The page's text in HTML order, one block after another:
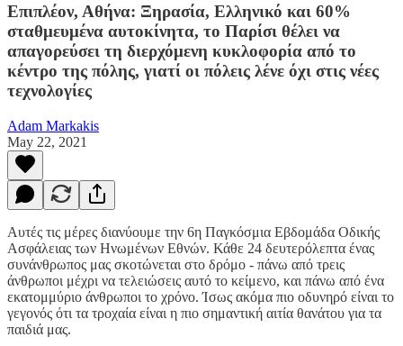
Επιπλέον, Αθήνα: Ξηρασία, Ελληνικό και 60%
σταθμευμένα αυτοκίνητα, το Παρίσι θέλει να
απαγορεύσει τη διερχόμενη κυκλοφορία από το
κέντρο της πόλης, γιατί οι πόλεις λένε όχι στις νέες
τεχνολογίες
Adam Markakis
May 22, 2021
Αυτές τις μέρες διανύουμε την 6η Παγκόσμια Εβδομάδα Οδικής
Ασφάλειας των Ηνωμένων Εθνών. Κάθε 24 δευτερόλεπτα ένας
συνάνθρωπος μας σκοτώνεται στο δρόμο - πάνω από τρεις
άνθρωποι μέχρι να τελειώσεις αυτό το κείμενο, και πάνω από ένα
εκατομμύριο άνθρωποι το χρόνο. Ίσως ακόμα πιο οδυνηρό είναι το
γεγονός ότι τα τροχαία είναι η πιο σημαντική αιτία θανάτου για τα
παιδιά μας.